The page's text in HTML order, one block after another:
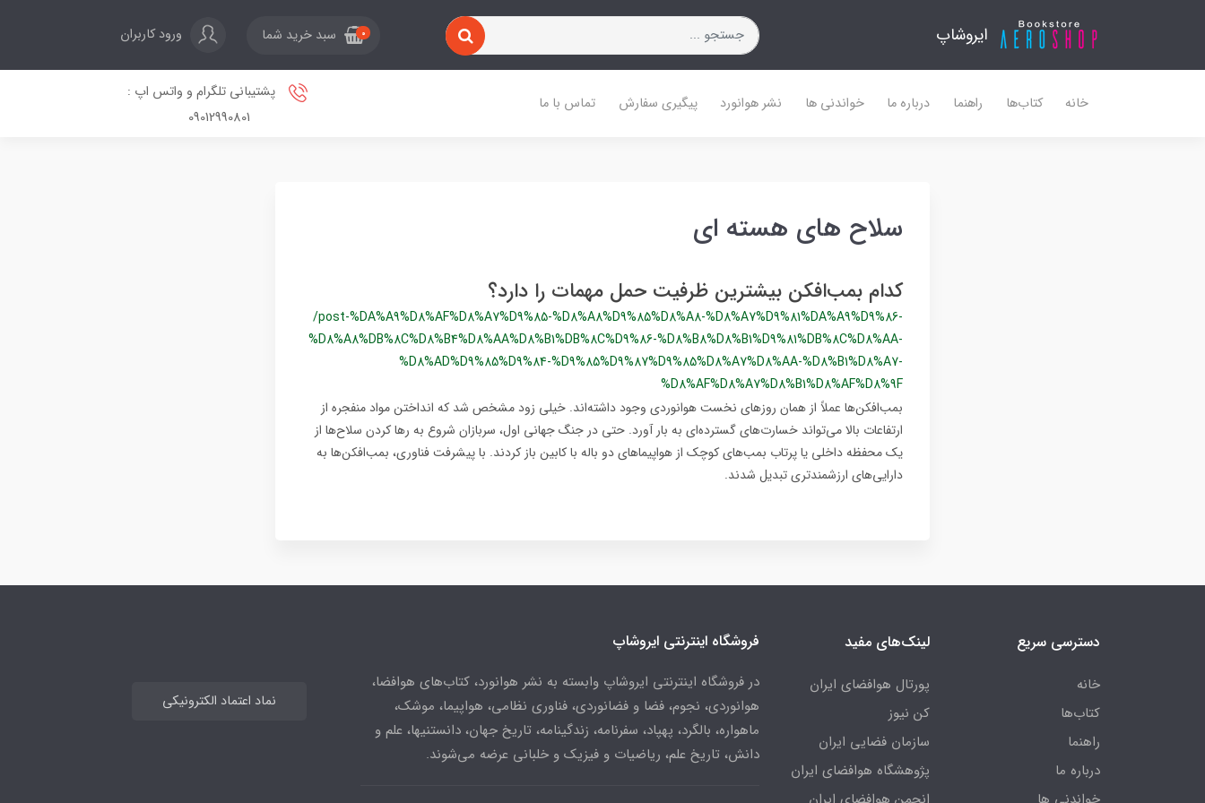
ایروشاپ 0 سبد خرید شما ورود کاربران
خانه کتاب‌ها راهنما درباره ما خواندنی ها نشر هوانورد پیگیری سفارش تماس با ما
پشتیبانی تلگرام و واتس اپ :
09012990801
سلاح های هسته ای
کدام بمب‌افکن بیشترین ظرفیت حمل مهمات را دارد؟
/post-%DA%A9%D8%AF%D8%A7%D9%85-%D8%A8%D9%85%D8%A8-%D8%A7%D9%81%DA%A9%D9%86-
%D8%A8%DB%8C%D8%B4%D8%AA%D8%B1%DB%8C%D9%86-%D8%B8%D8%B1%D9%81%DB%8C%D8%AA-
%D8%AD%D9%85%D9%84-%D9%85%D9%87%D9%85%D8%A7%D8%AA-%D8%B1%D8%A7-
%D8%AF%D8%A7%D8%B1%D8%AF%D8%9F
بمب‌افکن‌ها عملاً از همان روزهای نخست هوانوردی وجود داشته‌اند. خیلی زود مشخص شد که انداختن مواد منفجره از
ارتفاعات بالا می‌تواند خسارت‌های گسترده‌ای به بار آورد. حتی در جنگ جهانی اول، سربازان شروع به رها کردن سلاح‌ها از
یک محفظه داخلی یا پرتاب بمب‌های کوچک از هواپیماهای دو باله با کابین باز کردند. با پیشرفت فناوری، بمب‌افکن‌ها به
دارایی‌های ارزشمندتری تبدیل شدند.
دسترسی سریع
خانه
کتاب‌ها
راهنما
درباره ما
لینک‌های مفید
پورتال هوافضای ایران
کن نیوز
سازمان فضایی ایران
پژوهشگاه هوافضای ایران
فروشگاه اینترنتی ایروشاپ
در فروشگاه اینترنتی ایروشاپ وابسته به نشر هوانورد، کتاب‌های هوافضا،
هوانوردی، نجوم، فضا و فضانوردی، فناوری نظامی، هواپیما، موشک،
ماهواره، بالگرد، پهپاد، سفرنامه، زندگینامه، تاریخ جهان، دانستنیها، علم و
دانش، تاریخ علم، ریاضیات و فیزیک و خلبانی عرضه می‌شوند.
نماد اعتماد الکترونیکی